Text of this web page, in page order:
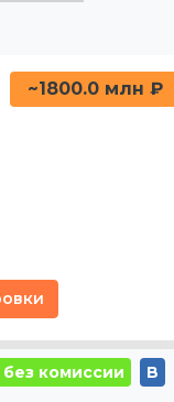
~1800.0 млн ₽
без комиссии B